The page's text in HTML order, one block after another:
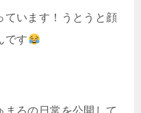
ています！うとうと顔
です
まろの日常を公開して